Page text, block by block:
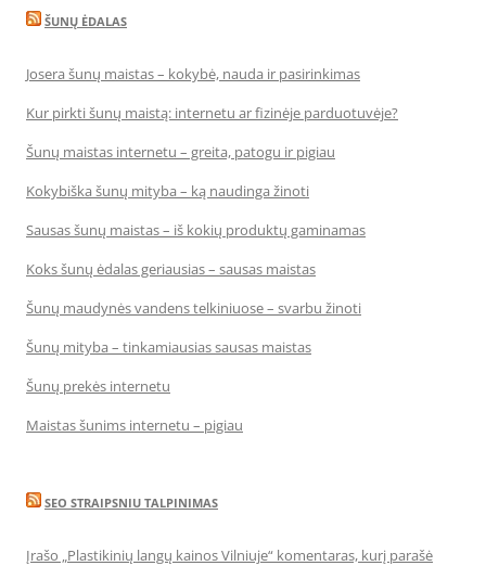
ŠUNŲ ĖDALAS
Josera šunų maistas – kokybė, nauda ir pasirinkimas
Kur pirkti šunų maistą: internetu ar fizinėje parduotuvėje?
Šunų maistas internetu – greita, patogu ir pigiau
Kokybiška šunų mityba – ką naudinga žinoti
Sausas šunų maistas – iš kokių produktų gaminamas
Koks šunų ėdalas geriausias – sausas maistas
Šunų maudynės vandens telkiniuose – svarbu žinoti
Šunų mityba – tinkamiausias sausas maistas
Šunų prekės internetu
Maistas šunims internetu – pigiau
SEO STRAIPSNIU TALPINIMAS
Įrašo „Plastikinių langų kainos Vilniuje“ komentaras, kurį parašė